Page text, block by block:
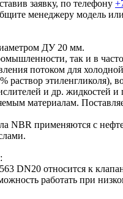
заявку, по телефону
менеджеру модель
ДУ 20 мм.
так и в
потоком для
раствор этиленгликоля),
и др. жидкостей и
материалам.
NBR применяются с
DN20 относится к
работать при